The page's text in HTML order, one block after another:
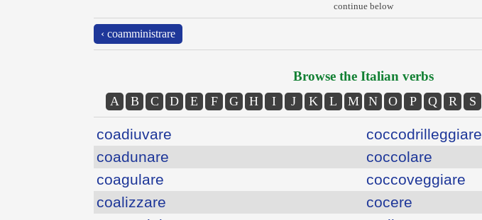
continue below
‹ coamministrare
Browse the Italian verbs
A B C D E F G H I J K L M N O P Q R S
coadiuvare
coadunare
coagulare
coalizzare
coccodrilleggiare
coccolare
coccoveggiare
cocere